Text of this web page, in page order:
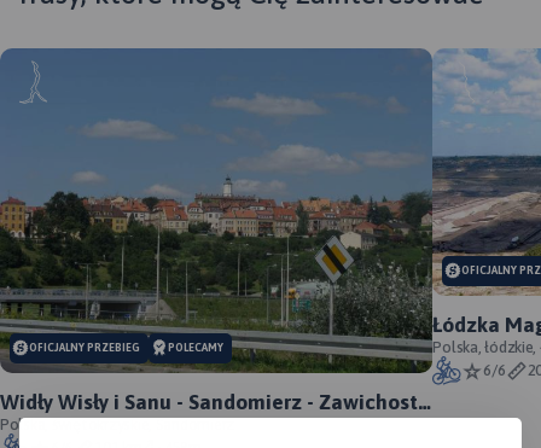
OFICJALNY PRZEBIEG POLECAMY
Widły Wisły i Sanu - Sandomierz - Zawichost -
Annopol - oficjalny przebieg
Polska, świętokrzyskie, Sandomierz
OFICJALNY
Łódzka
Polska, łódzkie,
6/6